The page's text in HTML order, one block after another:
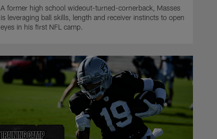
A former high school wideout-turned-cornerback, Masses
is leveraging ball skills, length and receiver instincts to open
eyes in his first NFL camp.